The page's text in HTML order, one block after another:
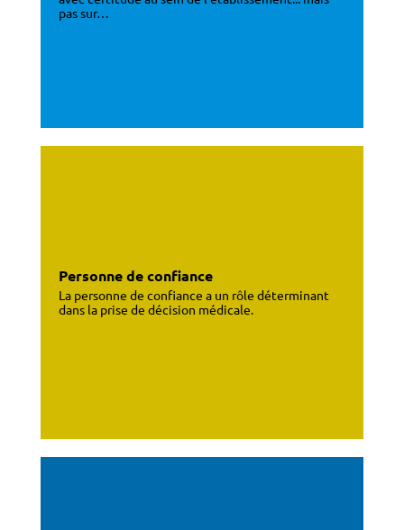
pas sur…
Personne de confiance
La personne de confiance a un rôle déterminant
dans la prise de décision médicale.